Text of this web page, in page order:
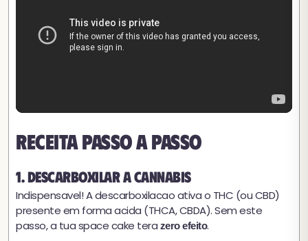
Receita passo a passo
1. Descarboxilar a cannabis
Indispensavel! A descarboxilacao ativa o THC (ou CBD)
presente em forma acida (THCA, CBDA). Sem este
passo, a tua space cake tera zero efeito.